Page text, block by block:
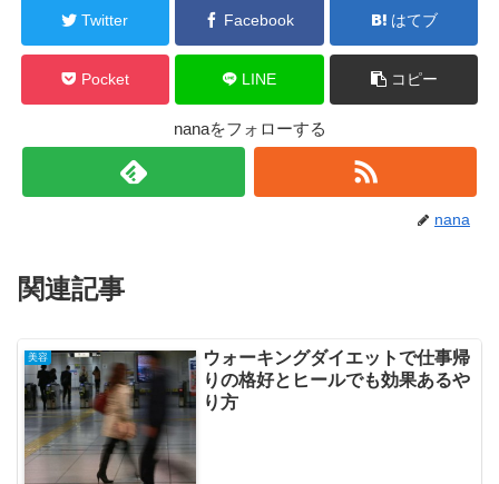
Twitter Facebook はてブ
Pocket LINE コピー
nanaをフォローする
nana
関連記事
美容
ウォーキングダイエットで仕事帰
りの格好とヒールでも効果あるや
り方